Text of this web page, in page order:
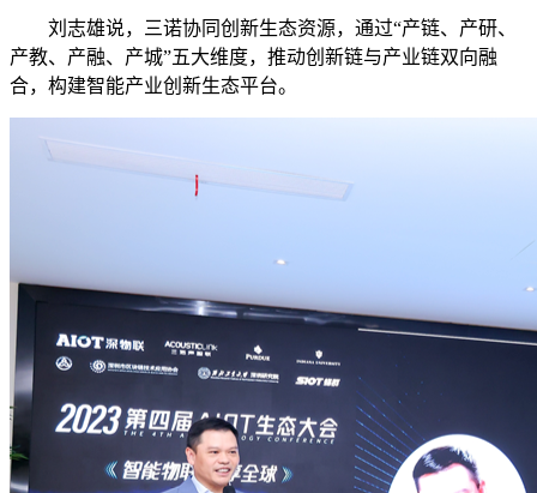
刘志雄说，三诺协同创新生态资源，通过“产链、产研、
产教、产融、产城”五大维度，推动创新链与产业链双向融
合，构建智能产业创新生态平台。